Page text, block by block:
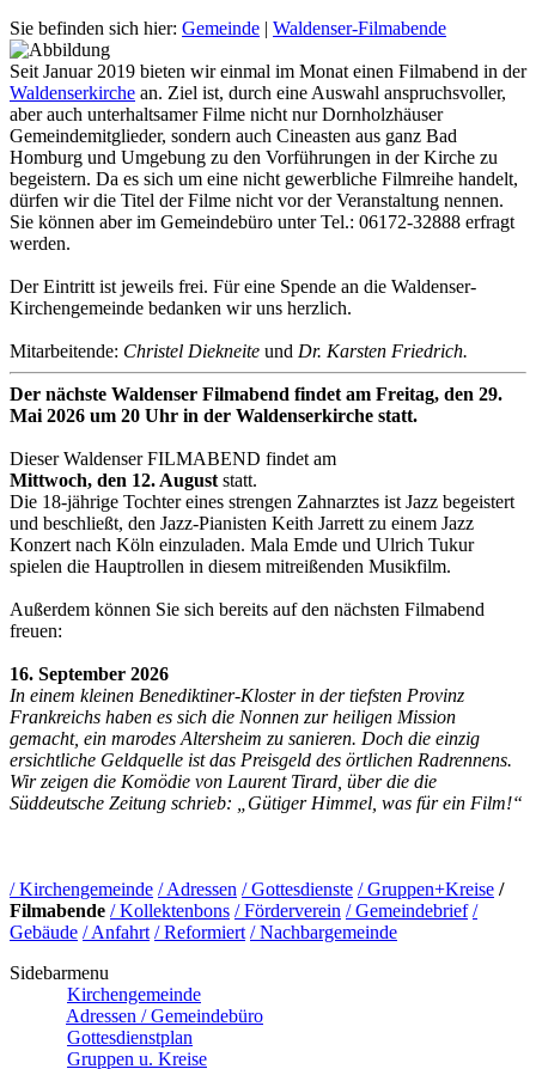
Sie befinden sich hier: Gemeinde | Waldenser-Filmabende
Seit Januar 2019 bieten wir einmal im Monat einen Filmabend in der
Waldenserkirche an. Ziel ist, durch eine Auswahl anspruchsvoller,
aber auch unterhaltsamer Filme nicht nur Dornholzhäuser
Gemeindemitglieder, sondern auch Cineasten aus ganz Bad
Homburg und Umgebung zu den Vorführungen in der Kirche zu
begeistern. Da es sich um eine nicht gewerbliche Filmreihe handelt,
dürfen wir die Titel der Filme nicht vor der Veranstaltung nennen.
Sie können aber im Gemeindebüro unter Tel.: 06172-32888 erfragt
werden.
Der Eintritt ist jeweils frei. Für eine Spende an die Waldenser-
Kirchengemeinde bedanken wir uns herzlich.
Mitarbeitende: Christel Diekneite und Dr. Karsten Friedrich.
Der nächste Waldenser Filmabend findet am Freitag, den 29.
Mai 2026 um 20 Uhr in der Waldenserkirche statt.
Dieser Waldenser FILMABEND findet am
Mittwoch, den 12. August statt.
Die 18-jährige Tochter eines strengen Zahnarztes ist Jazz begeistert
und beschließt, den Jazz-Pianisten Keith Jarrett zu einem Jazz
Konzert nach Köln einzuladen. Mala Emde und Ulrich Tukur
spielen die Hauptrollen in diesem mitreißenden Musikfilm.
Außerdem können Sie sich bereits auf den nächsten Filmabend
freuen:
16. September 2026
In einem kleinen Benediktiner-Kloster in der tiefsten Provinz
Frankreichs haben es sich die Nonnen zur heiligen Mission
gemacht, ein marodes Altersheim zu sanieren. Doch die einzig
ersichtliche Geldquelle ist das Preisgeld des örtlichen Radrennens.
Wir zeigen die Komödie von Laurent Tirard, über die die
Süddeutsche Zeitung schrieb: „Gütiger Himmel, was für ein Film!“
/ Kirchengemeinde / Adressen / Gottesdienste / Gruppen+Kreise /
Filmabende / Kollektenbons / Förderverein / Gemeindebrief /
Gebäude / Anfahrt / Reformiert / Nachbargemeinde
Sidebarmenu
Kirchengemeinde
Adressen / Gemeindebüro
Gottesdienstplan
Gruppen u. Kreise